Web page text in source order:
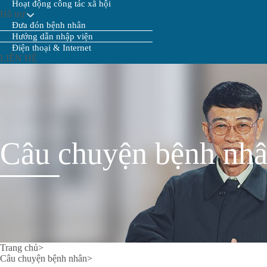
Hoạt động công tác xã hội
Hỗ trợ
Đưa đón bệnh nhân
Hướng dẫn nhập viện
Điện thoại & Internet
LIÊN HỆ
Câu chuyện bệnh
Trang chủ>
Câu chuyện bệnh nhân>